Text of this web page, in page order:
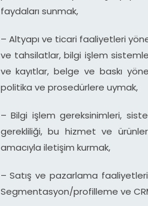
faydaları sunmak,
– Altyapı ve ticari faaliyetleri
ve tahsilatlar, bilgi işlem
ve kayıtlar, belge ve baskı
politika ve prosedürlere uymak,
– Bilgi işlem gereksinimleri,
gerekliliği, bu hizmet ve
amacıyla iletişim kurmak,
– Satış ve pazarlama
Segmentasyon/profilleme ve